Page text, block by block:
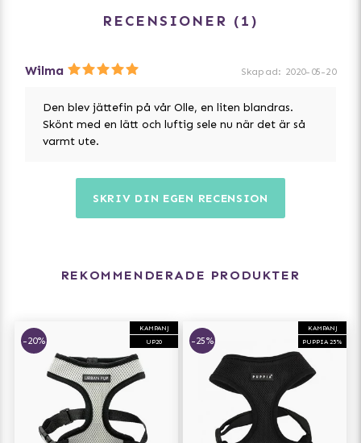
RECENSIONER 1
Wilma Skapad: 2020-05-20
Den blev jättefin på vår Olle, en liten blandras.
Skönt med en lätt och luftig sele nu när det är så
varmt ute.
SKRIV DIN EGEN RECENSION
REKOMMENDERADE PRODUKTER
KAMPANJ
UP20
-20%
KAMPANJ
PUPPIA 25%
-25%